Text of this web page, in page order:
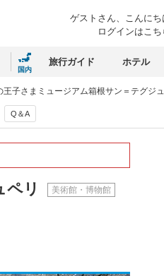
ゲストさん、 こんにち
ログインはこち
国内
旅行ガイド ホテル
王子さまミュージアム箱根サン＝テグジ
Q＆A
ペリ 美術館・博物館